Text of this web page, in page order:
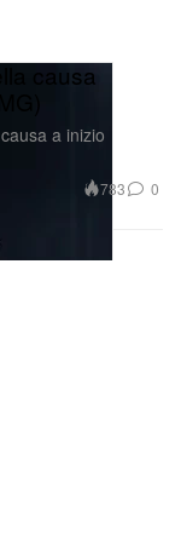
causa
a inizio
783 0